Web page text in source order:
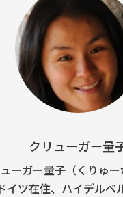
クリューガー量
ーガー量子（くりゅー
イツ在住、ハイデルベ